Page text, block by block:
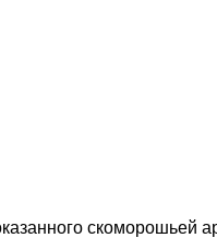
скоморошьей